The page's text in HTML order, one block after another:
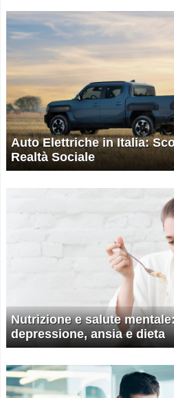
Auto Elettriche in Italia:
Realtà Sociale
Nutrizione e salute
depressione, ansia e dieta